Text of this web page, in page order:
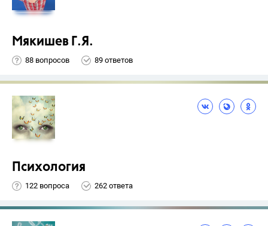
Мякишев Г.Я.
88 вопросов 89 ответов
Психология
122 вопроса 262 ответа